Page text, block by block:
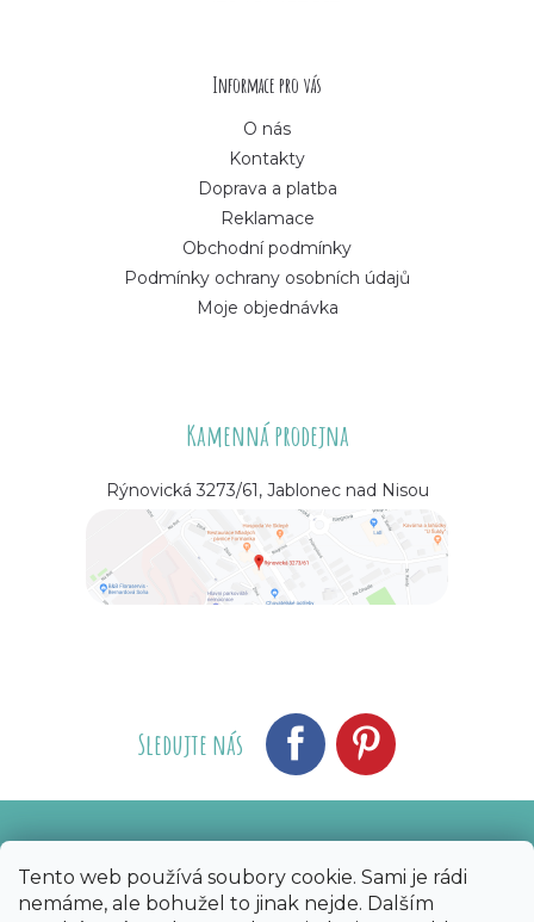
Tento web používá soubory cookie. Sami je rádi
nemáme, ale bohužel to jinak nejde. Dalším
Informace pro vás
O nás
Kontakty
Doprava a platba
Reklamace
Obchodní podmínky
Podmínky ochrany osobních údajů
Moje objednávka
Kamenná prodejna
Rýnovická 3273/61, Jablonec nad Nisou
Sledujte nás